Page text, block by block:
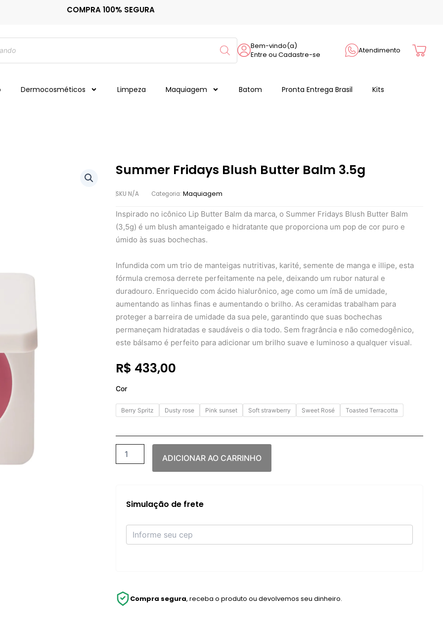
COMPRA 100% SEGURA
Bem-vindo(a)
Entre ou Cadastre-se
Atendimento Cart
Dermocosméticos Limpeza Maquiagem Batom Pronta Entrega Brasil Kits
Summer Fridays Blush Butter Balm 3.5g
SKU N/A Categoria: Maquiagem
Inspirado no icônico Lip Butter Balm da marca, o Summer Fridays Blush Butter Balm
(3,5g) é um blush amanteigado e hidratante que proporciona um pop de cor puro e
úmido às suas bochechas.
Infundida com um trio de manteigas nutritivas, karité, semente de manga e illipe, esta
fórmula cremosa derrete perfeitamente na pele, deixando um rubor natural e
duradouro. Enriquecido com ácido hialurônico, age como um ímã de umidade,
aumentando as linhas finas e aumentando o brilho. As ceramidas trabalham para
proteger a barreira de umidade da sua pele, garantindo que suas bochechas
permaneçam hidratadas e saudáveis o dia todo. Sem fragrância e não comedogênico,
este bálsamo é perfeito para adicionar um brilho suave e luminoso a qualquer visual.
R$ 433,00
Cor
Berry Spritz Dusty rose Pink sunset Soft strawberry Sweet Rosé Toasted Terracotta
Fridays
Butter
ADICIONAR AO CARRINHO
Simulação de frete
Compra segura, receba o produto ou devolvemos seu dinheiro.